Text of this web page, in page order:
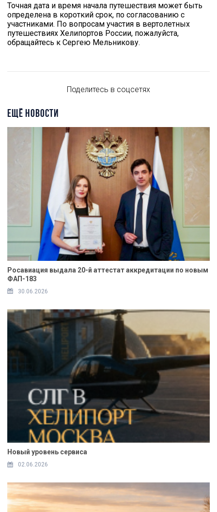
Точная дата и время начала путешествия может быть
определена в короткий срок, по согласованию с
участниками. По вопросам участия в вертолетных
путешествиях Хелипортов России, пожалуйста,
обращайтесь к Сергею Мельникову.
Поделитесь в соцсетях
ЕЩЁ НОВОСТИ
Росавиация выдала 20-й аттестат аккредитации по новым
ФАП-183
30.06.2026
Новый уровень сервиса
02.06.2026